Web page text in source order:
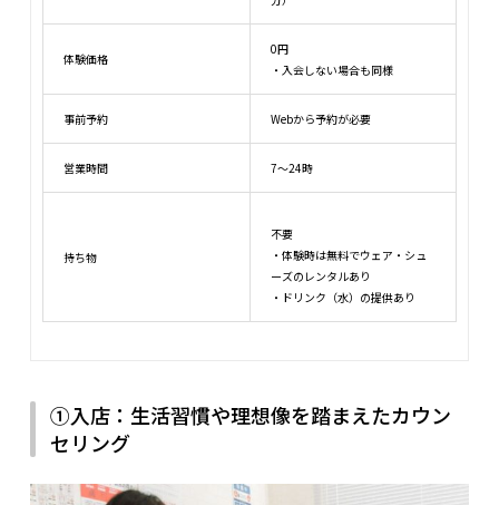
体験価格
0円
・入会しない場合も同様
事前予約 Webから予約が必要
営業時間 7〜24時
持ち物
不要
・体験時は無料でウェア・シュ
ーズのレンタルあり
・ドリンク（水）の提供あり
①入店：生活習慣や理想像を踏まえたカウン
セリング